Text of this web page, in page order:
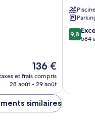
Le
nouveau
prix
de
136 €
et frais compris
28 août - 29 août
du
LAC
Saigon
1er
9.8
sur
9,8
584
similaires